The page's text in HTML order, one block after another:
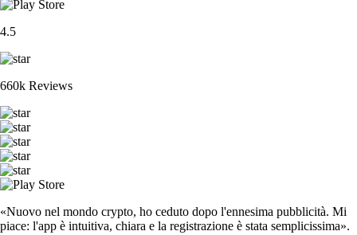
4.5
660k Reviews
«Nuovo nel mondo crypto, ho ceduto dopo l'ennesima pubblicità. Mi
piace: l'app è intuitiva, chiara e la registrazione è stata semplicissima».